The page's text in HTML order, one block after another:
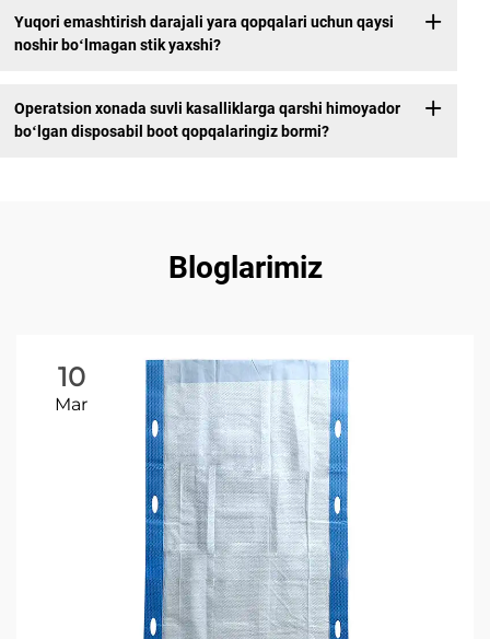
Yuqori emashtirish darajali yara qopqalari uchun qaysi
noshir boʻlmagan stik yaxshi?
Operatsion xonada suvli kasalliklarga qarshi himoyador
boʻlgan disposabil boot qopqalaringiz bormi?
Bloglarimiz
10
Mar